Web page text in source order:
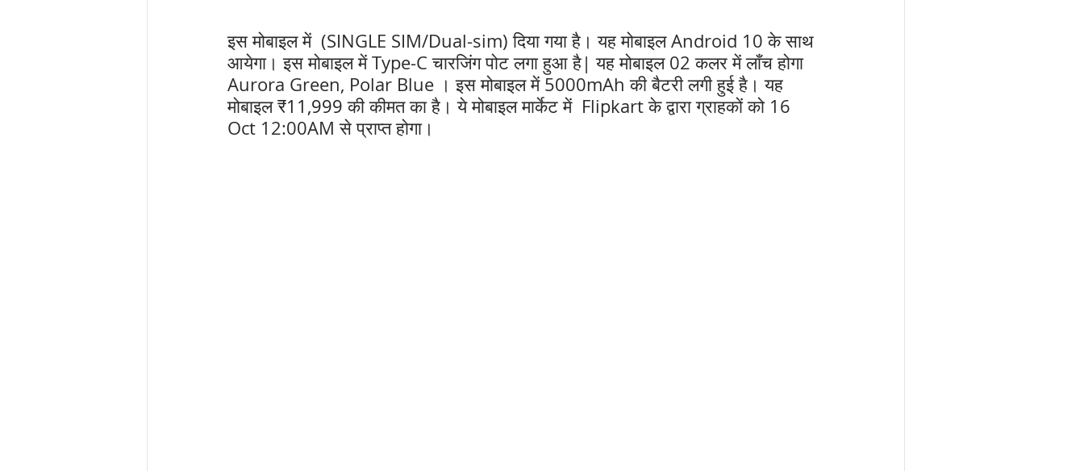
इस मोबाइल में  (SINGLE SIM/Dual-sim) दिया गया है। यह मोबाइल Android 10 के साथ
आयेगा। इस मोबाइल में Type-C चारजिंग पोट लगा हुआ है| यह मोबाइल 02 कलर में लाँच होगा
Aurora Green, Polar Blue । इस मोबाइल में 5000mAh की बैटरी लगी हुई है। यह
मोबाइल ₹11,999 की कीमत का है। ये मोबाइल मार्केट में  Flipkart के द्वारा ग्राहकों को 16
Oct 12:00AM से प्राप्त होगा।